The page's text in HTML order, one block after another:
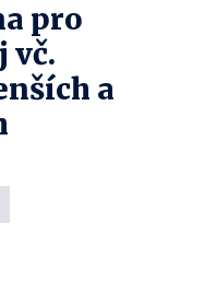
pro
vč.
a